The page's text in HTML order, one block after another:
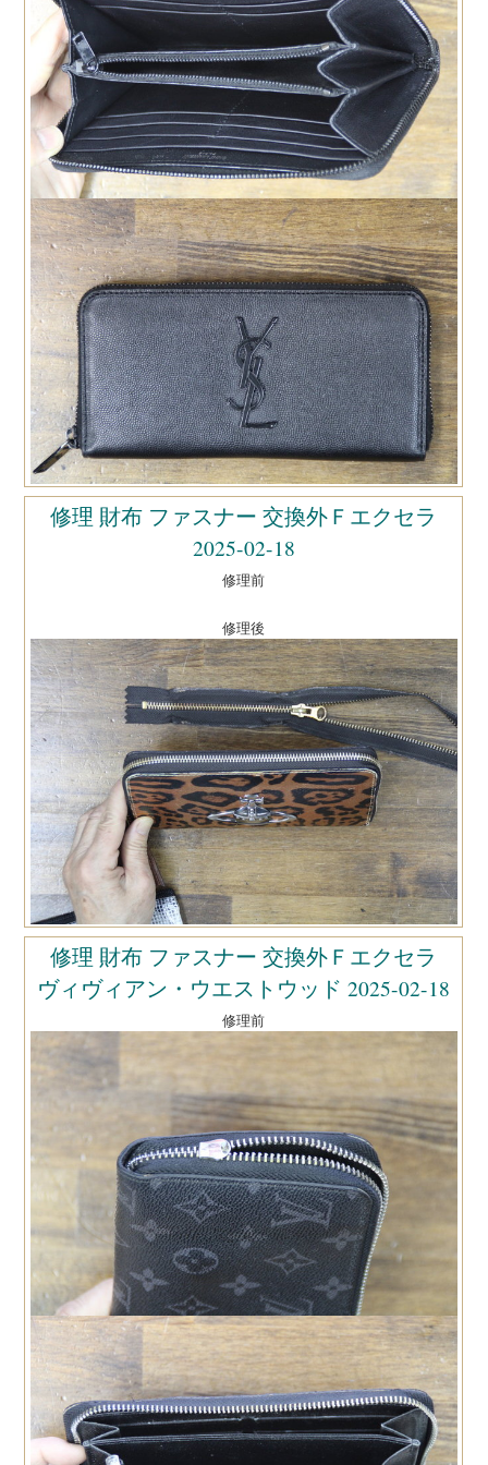
修理 財布 ファスナー 交換外Ｆエクセラ
2025-02-18
修理前
修理後
修理 財布 ファスナー 交換外Ｆエクセラ
ヴィヴィアン・ウエストウッド 2025-02-18
修理前